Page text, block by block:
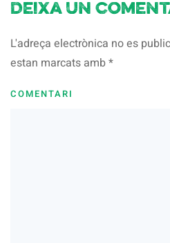
Deixa un
L'adreça electrònica no es
estan marcats amb*
COMENTARI